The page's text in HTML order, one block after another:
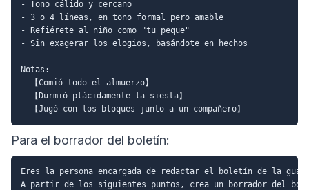
- Tono cálido y cercano
- 3 o 4 líneas, en tono formal pero amable
- Refiérete al niño como "tu peque"
- Sin exagerar los elogios, basándote en hechos
Notas:
- 【Comió todo el almuerzo】
- 【Durmió plácidamente la siesta】
Para el borrador del boletín:
Eres la persona encargada de redactar el boletín de la
A partir de los siguientes puntos, crea un borrador del